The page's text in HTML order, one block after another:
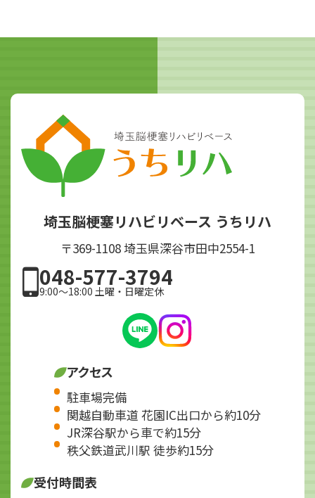
埼玉脳梗塞リハビリベース うちリハ
〒369-1108 埼玉県深谷市田中2554-1
048-577-3794
9:00～18:00 土曜・日曜定休
アクセス
駐車場完備
関越自動車道 花園IC出口から約10分
JR深谷駅から車で約15分
秩父鉄道武川駅 徒歩約15分
受付時間表